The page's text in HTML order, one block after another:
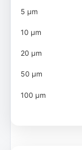
5 µm
10 µm
20 µm
50 µm
100 µm